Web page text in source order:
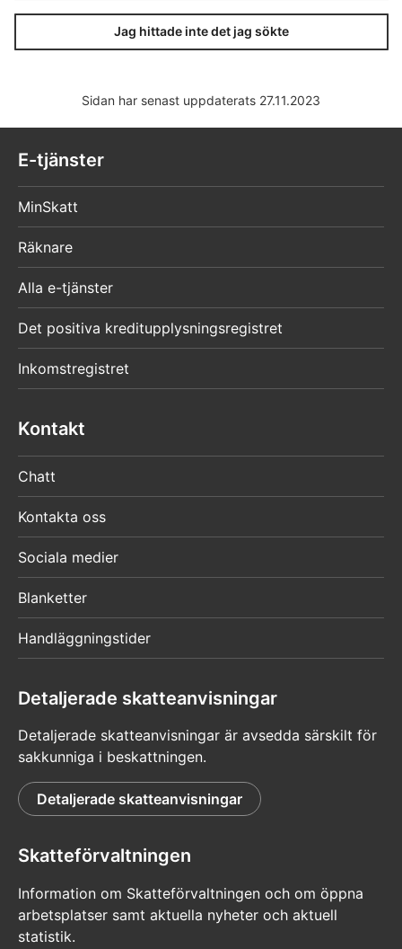
Jag hittade inte det jag sökte
Sidan har senast uppdaterats 27.11.2023
E-tjänster
MinSkatt
Räknare
Alla e-tjänster
Det positiva kreditupplysningsregistret
Inkomstregistret
Kontakt
Chatt
Kontakta oss
Sociala medier
Blanketter
Handläggningstider
Detaljerade skatteanvisningar
Detaljerade skatteanvisningar är avsedda särskilt för
sakkunniga i beskattningen.
Detaljerade skatteanvisningar
Skatteförvaltningen
Information om Skatteförvaltningen och om öppna
arbetsplatser samt aktuella nyheter och aktuell
statistik.